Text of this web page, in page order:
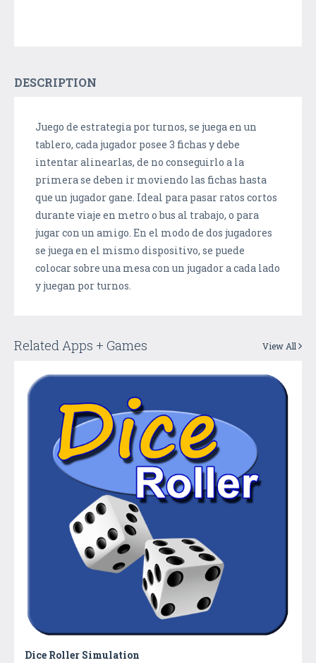
DESCRIPTION
Juego de estrategia por turnos, se juega en un
tablero, cada jugador posee 3 fichas y debe
intentar alinearlas, de no conseguirlo a la
primera se deben ir moviendo las fichas hasta
que un jugador gane. Ideal para pasar ratos cortos
durante viaje en metro o bus al trabajo, o para
jugar con un amigo. En el modo de dos jugadores
se juega en el mismo dispositivo, se puede
colocar sobre una mesa con un jugador a cada lado
y juegan por turnos.
Related Apps + Games View All
Dice Roller Simulation